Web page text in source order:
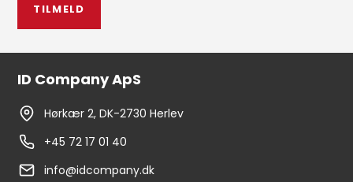
TILMELD
ID Company ApS
Hørkær 2, DK-2730 Herlev
+45 72 17 01 40
info@idcompany.dk